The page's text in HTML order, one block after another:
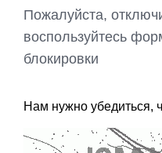
Пожалуйста,
воспользуйтесь
блокировки
Нам нужно убедиться,